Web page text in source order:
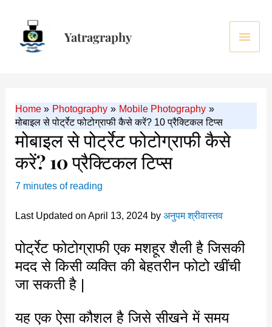
content
Yatragraphy
Main
Home Photography
Mobile Photography
मोबाइल से पोर्ट्रेट फोटोग्राफी कैसे करें? 10 प्रैक्टिकल टिप्स
मोबाइल से पोर्ट्रेट फोटोग्राफी कैसे
करें? 10 प्रैक्टिकल टिप्स
7 minutes of reading
Last Updated on April 13, 2024 by अनुपम श्रीवास्तव
पोर्ट्रेट फोटोग्राफी एक मशहूर शैली है जिसकी
मदद से किसी व्यक्ति की बेहतरीन फोटो खींची
जा सकती है |
यह एक ऐसा कौशल है जिसे सीखने में समय